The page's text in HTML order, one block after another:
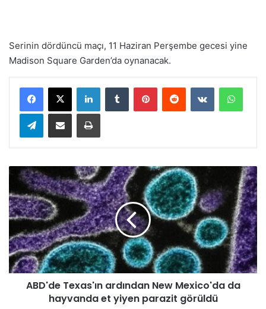
Serinin dördüncü maçı, 11 Haziran Perşembe gecesi yine
Madison Square Garden’da oynanacak.
Telegram
A
D
'
d
e
T
e
x
ABD'de Texas'ın ardından New Mexico'da da
hayvanda et yiyen parazit görüldü